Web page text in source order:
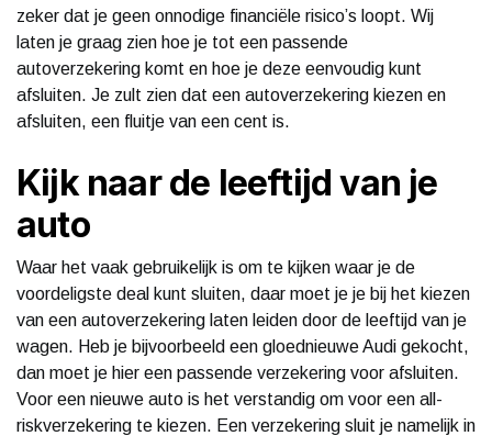
zeker dat je geen onnodige financiële risico’s loopt. Wij
laten je graag zien hoe je tot een passende
autoverzekering komt en hoe je deze eenvoudig kunt
afsluiten. Je zult zien dat een autoverzekering kiezen en
afsluiten, een fluitje van een cent is.
Kijk naar de leeftijd van je
auto
Waar het vaak gebruikelijk is om te kijken waar je de
voordeligste deal kunt sluiten, daar moet je je bij het kiezen
van een autoverzekering laten leiden door de leeftijd van je
wagen. Heb je bijvoorbeeld een gloednieuwe Audi gekocht,
dan moet je hier een passende verzekering voor afsluiten.
Voor een nieuwe auto is het verstandig om voor een all-
riskverzekering te kiezen. Een verzekering sluit je namelijk in